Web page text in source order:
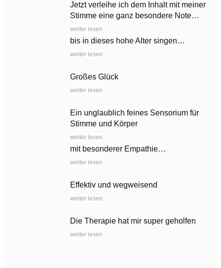
Jetzt verleihe ich dem Inhalt mit meiner
Stimme eine ganz besondere Note…
weiter lesen
bis in dieses hohe Alter singen…
weiter lesen
Großes Glück
weiter lesen
Ein unglaublich feines Sensorium für
Stimme und Körper
weiter lesen
mit besonderer Empathie…
weiter lesen
Effektiv und wegweisend
weiter lesen
Die Therapie hat mir super geholfen
weiter lesen